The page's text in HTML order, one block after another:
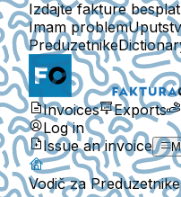
Izdajte fakture
Imam problem
Preduzetnike
Invoices Exports
Log in
Issue an invoice
Vodič za Preduzetnike